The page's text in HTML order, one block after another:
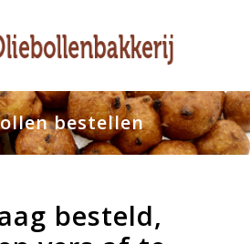
bestellen
besteld,